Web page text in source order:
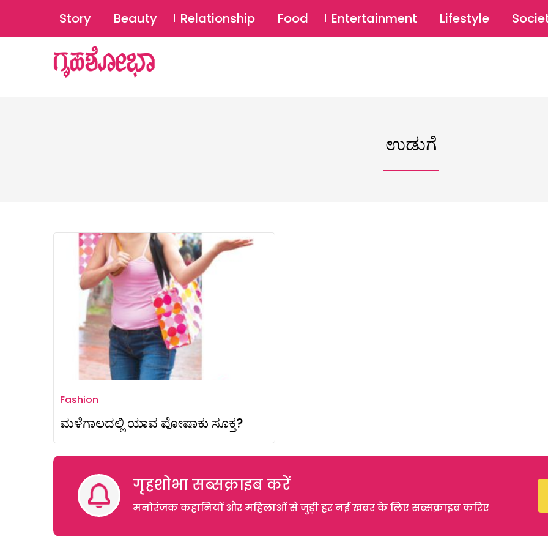
Story Beauty Relationship Food Entertainment Lifestyle
ಉಡುಗೆ
Fashion
ಮಳೆಗಾಲದಲ್ಲಿ ಯಾವ ಪೋಷಾಕು ಸೂಕ್ತ?
गृहशोभा सब्सक्राइब करें
मनोरंजक कहानियों और महिलाओं से जुड़ी हर नई खबर के लिए सब्सक्राइब करिए